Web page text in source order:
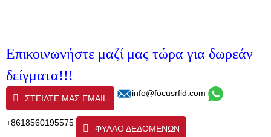
Επικοινωνήστε μαζί μας τώρα για δωρεάν
δείγματα!!!
ΣΤΕΊΛΤΕ ΜΑΣ EMAIL
info@focusrfid.com
+8618560195575
ΦΥΛΛΟ ΔΕΔΟΜΕΝΩΝ